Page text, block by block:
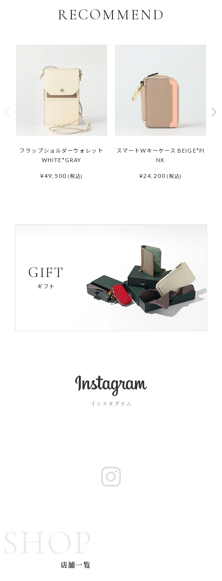
RECOMMEND
フラップショルダーウォレット
WHITE*GRAY
¥49,500 (税込)
スマートWキーケース BEIGE*PI
NK
¥24,200 (税込)
GIFT
ギフト
インスタグラム
店舗一覧